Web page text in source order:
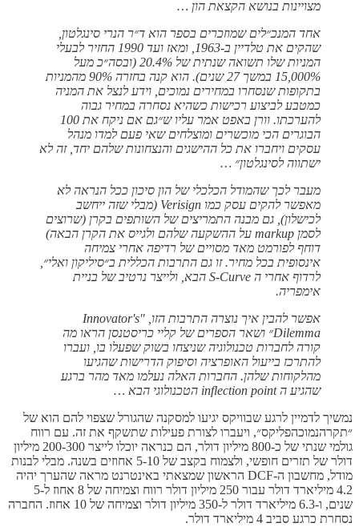
מצויינות בנושא הקצאת הון …
אחד המנכ״לים שמוזכרים בספר הוא ד״ר הנרי סינגלטון,
שהקים את טלדיין ב-1963, ומאז ועד 1990 החזיר לבעלי
המניות שלו תשואה שנתית של 20.4% (ובסה״כ מעל
15,000% במשך 27 שנים). הוא קנה בחזרה 90% מהמניות
בתקופות שנסחרו במחירים נמוכים, וידע לנצל את המניה
כמטבע לביצוע רכישות כשהיא נסחרה במחיר גבוה
להערכתו. וורן באפט אמר עליו ש״גם אם ניקח את 100
הבוגרים הכי מוכשרים ומוצלחים שאי פעם למדו מנהל
עסקים ויחברו את כל ההישגים והנצחונות שלהם יחד, זה לא
ישתווה לסינגלטון״ …
מעבר לכך שהמודל הכלכלי של הון סיכון ככל הנראה לא
מאפשר להקים עסק כמו Verisign (מבלי שזה ייחשב
לכישלון), גם מבנה התמריצים של השותפים בקרן (שרוצים
לסמן markup על ההשקעה שלהם ולגייס את הקרן הבאה)
דוחף לפורמט מאד מסויים של רדיפה אחרי צמיחה
אינסופית בכל מחיר. זו גם התרבות הכללית ב״סיליקון ואלי״,
לרדוף אחרי ה S-Curve הבא, ולייצר נרטיב של בניית
אימפריה.
אפשר להבין איך נוצרה התרבות הזו, "Innovator's
Dilemma״ ושאר הספרים של קליי כריסטנסן הראו מה
קורה לחברות טכנולוגיה שניצחו בשוק שפעלו בו, ועברו
להתרכז בייעול האופרציה וסיפוק הדרישות שהגיעו
מהלקוחות שלהן. החברות האלה נעלמו מאד מהר ברגע
שהגיע ה inflection point הטכנולוגי הבא …
נמשיך לדמיין לרגע שבוויקס יגיעו למסקנה שהגורל שצפוי להם הוא של
״תקרהנמוכהפליקס״, ויעברו לצורת פעילות שתשקף את זה. עם רווח
גולמי שנתי של כ-800 מיליון דולר, הם כנראה יוכלו לייצר 200-300 מיליון
דולר של תזרים חופשי, ולצמוח בקצב של 5-10 אחוזים בשנה. מבלי לבנות
מודל, מחשבון ה-DCF הראשון שמצאתי באינטרנט מראה שהערך יהיה
4.2 מיליארד דולר עבור 250 מיליון דולר רווח וצמיחה של 8 אחוז ל-5
שנים, ו-6.3 מיליארד דולר ל-350 מיליון דולר וצמיחה של 10 אחוז. החברה
נסחרת כרגע סביב 4 מיליארד דולר.